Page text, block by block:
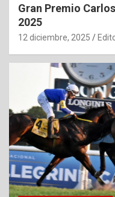
Gran Premio
2025
12 diciembre, 2025